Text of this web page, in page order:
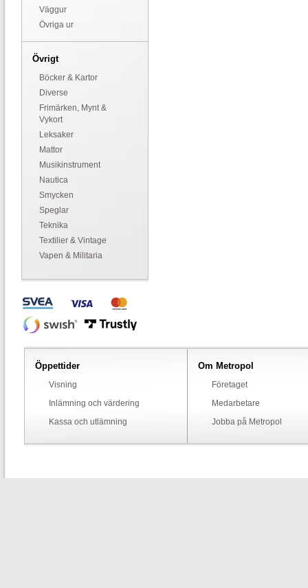
Väggur
Övriga ur
Övrigt
Böcker & Kartor
Diverse
Frimärken, Mynt &
Vykort
Leksaker
Mattor
Musikinstrument
Nautica
Smycken
Speglar
Teknika
Textilier & Vintage
Vapen & Militaria
Öppettider
Visning
Inlämning och värdering
Kassa och utlämning
Om Metropol
Företaget
Medarbetare
Jobba på Metropol